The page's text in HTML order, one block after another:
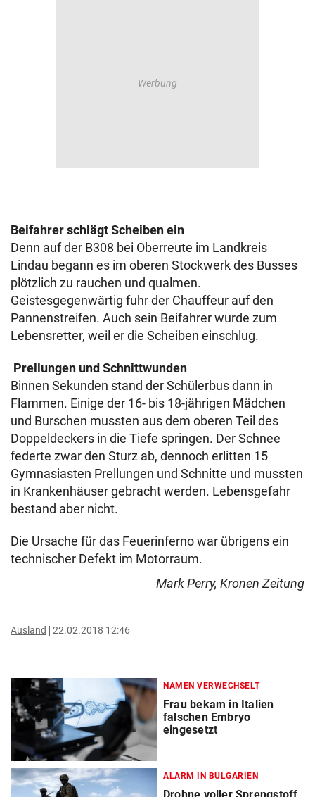
Beifahrer schlägt Scheiben ein
Denn auf der B308 bei Oberreute im Landkreis
Lindau begann es im oberen Stockwerk des Busses
plötzlich zu rauchen und qualmen.
Geistesgegenwärtig fuhr der Chauffeur auf den
Pannenstreifen. Auch sein Beifahrer wurde zum
Lebensretter, weil er die Scheiben einschlug.
Prellungen und Schnittwunden
Binnen Sekunden stand der Schülerbus dann in
Flammen. Einige der 16- bis 18-jährigen Mädchen
und Burschen mussten aus dem oberen Teil des
Doppeldeckers in die Tiefe springen. Der Schnee
federte zwar den Sturz ab, dennoch erlitten 15
Gymnasiasten Prellungen und Schnitte und mussten
in Krankenhäuser gebracht werden. Lebensgefahr
bestand aber nicht.
Die Ursache für das Feuerinferno war übrigens ein
technischer Defekt im Motorraum.
Mark Perry, Kronen Zeitung
Ausland 22.02.2018 12:46
NAMEN VERWECHSELT
Frau bekam in Italien
falschen Embryo
eingesetzt
ALARM IN BULGARIEN